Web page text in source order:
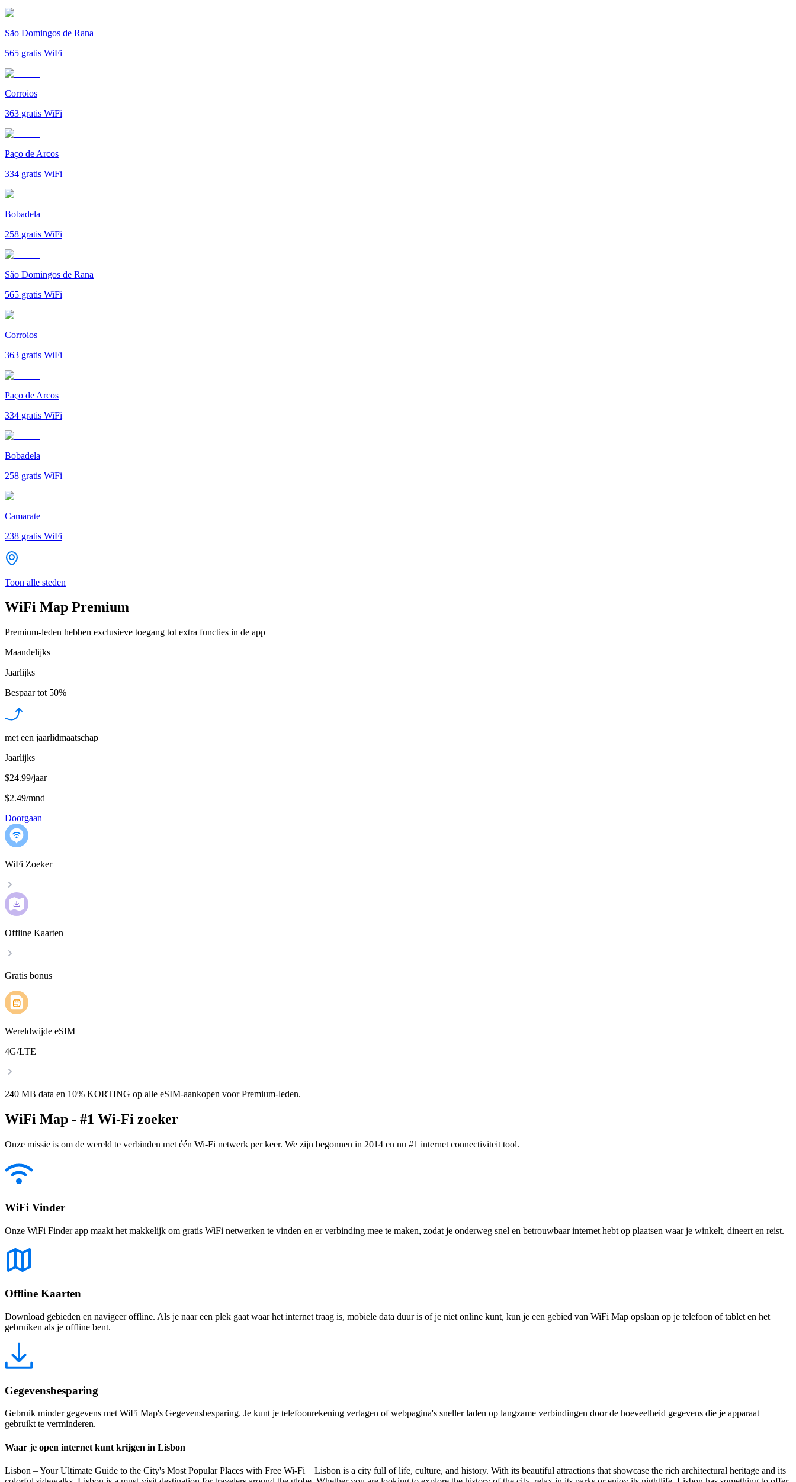
São Domingos de Rana
565 gratis WiFi
Corroios
363 gratis WiFi
Paço de Arcos
334 gratis WiFi
Bobadela
258 gratis WiFi
São Domingos de Rana
565 gratis WiFi
Corroios
363 gratis WiFi
Paço de Arcos
334 gratis WiFi
Bobadela
258 gratis WiFi
Camarate
238 gratis WiFi
Toon alle steden
WiFi Map Premium
Premium-leden hebben exclusieve toegang tot extra functies in de app
Maandelijks
Jaarlijks
Bespaar tot 50%
met een jaarlidmaatschap
Jaarlijks
$24.99/jaar
$2.49/mnd
Doorgaan
WiFi Zoeker
Offline Kaarten
Gratis bonus
Wereldwijde eSIM
4G/LTE
240 MB data en 10% KORTING op alle eSIM-aankopen voor Premium-leden.
WiFi Map - #1 Wi-Fi zoeker
Onze missie is om de wereld te verbinden met één Wi-Fi netwerk per keer. We zijn begonnen in 2014 en nu #1 internet connectiviteit tool.
WiFi Vinder
Onze WiFi Finder app maakt het makkelijk om gratis WiFi netwerken te vinden en er verbinding mee te maken, zodat je onderweg snel en betrouwbaar internet hebt op plaatsen waar je winkelt, dineert en reist.
Offline Kaarten
Download gebieden en navigeer offline. Als je naar een plek gaat waar het internet traag is, mobiele data duur is of je niet online kunt, kun je een gebied van WiFi Map opslaan op je telefoon of tablet en het
gebruiken als je offline bent.
Gegevensbesparing
Gebruik minder gegevens met WiFi Map's Gegevensbesparing. Je kunt je telefoonrekening verlagen of webpagina's sneller laden op langzame verbindingen door de hoeveelheid gegevens die je apparaat
gebruikt te verminderen.
Waar je open internet kunt krijgen in Lisbon
Lisbon – Your Ultimate Guide to the City's Most Popular Places with Free Wi-Fi Lisbon is a city full of life, culture, and history. With its beautiful attractions that showcase the rich architectural heritage and its